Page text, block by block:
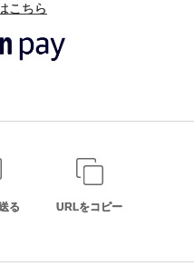
こちら
る URLをコピー